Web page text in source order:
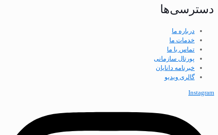
دسترسی‌ها
درباره ما
خدمات ما
تماس با ما
پورتال سازمانی
خبرنامه دانایان
گالری ویدیو
Instagram